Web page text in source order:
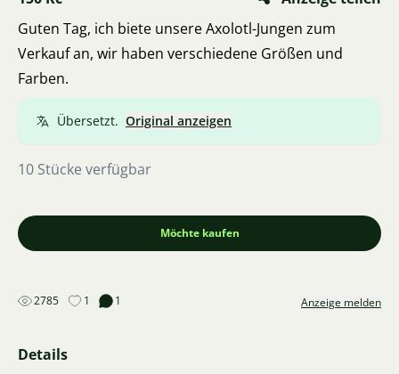
Guten Tag, ich biete unsere Axolotl-Jungen zum
Verkauf an, wir haben verschiedene Größen und
Farben.
Übersetzt. Original anzeigen
10 Stücke verfügbar
Möchte kaufen
2785 1 1 Anzeige melden
Details